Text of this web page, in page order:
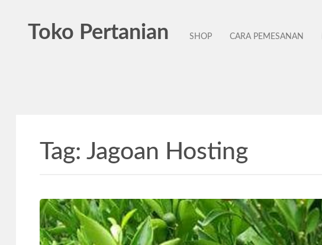
Toko Pertanian SHOP CARA PEMESANAN
Tag: Jagoan Hosting